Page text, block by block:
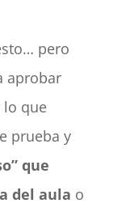
pero
aprobar
lo que
prueba y
que
del aula o